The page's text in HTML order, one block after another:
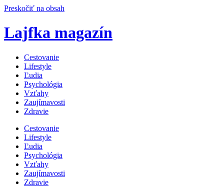
Preskočiť na obsah
Lajfka magazín
Cestovanie
Lifestyle
Ľudia
Psychológia
Vzťahy
Zaujímavosti
Zdravie
Cestovanie
Lifestyle
Ľudia
Psychológia
Vzťahy
Zaujímavosti
Zdravie